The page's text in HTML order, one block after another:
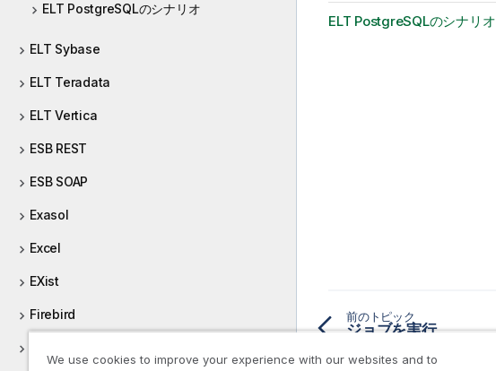
ELT PostgreSQLのシナリオ
ELT Sybase
ELT Teradata
ELT Vertica
ESB REST
ESB SOAP
Exasol
Excel
EXist
Firebird
ELT PostgreSQLのシナリオ
前のトピック
ジョブを実行
We use cookies to improve your experience with our websites and to